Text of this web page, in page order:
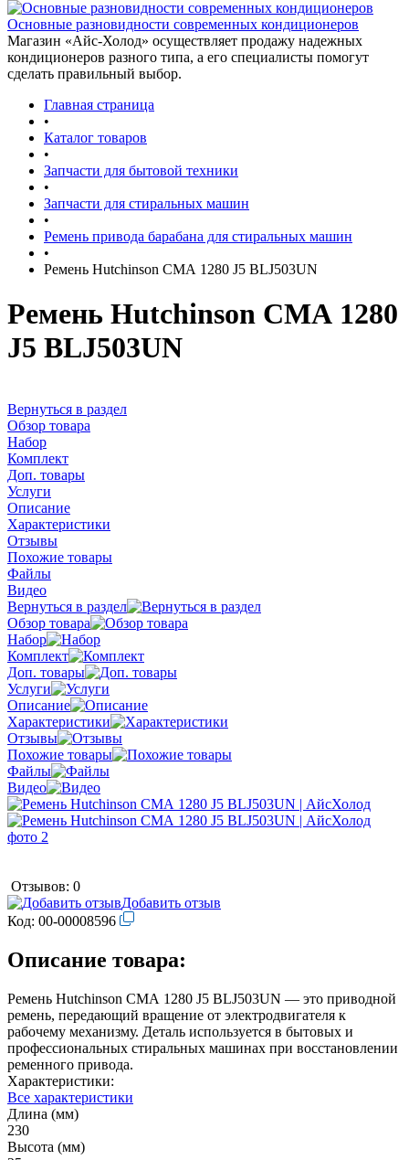
Основные разновидности современных кондиционеров
Магазин «Айс-Холод» осуществляет продажу надежных
кондиционеров разного типа, а его специалисты помогут
сделать правильный выбор.
Главная страница
•
Каталог товаров
•
Запчасти для бытовой техники
•
Запчасти для стиральных машин
•
Ремень привода барабана для стиральных машин
•
Ремень Hutchinson СМА 1280 J5 BLJ503UN
Ремень Hutchinson СМА 1280
J5 BLJ503UN
Вернуться в раздел
Обзор товара
Набор
Комплект
Доп. товары
Услуги
Описание
Характеристики
Отзывы
Похожие товары
Файлы
Видео
Вернуться в раздел
Обзор товара
Набор
Комплект
Доп. товары
Услуги
Описание
Характеристики
Отзывы
Похожие товары
Файлы
Видео
Отзывов: 0
Добавить отзыв
Код: 00-00008596
Описание товара:
Ремень Hutchinson СМА 1280 J5 BLJ503UN — это приводной
ремень, передающий вращение от электродвигателя к
рабочему механизму. Деталь используется в бытовых и
профессиональных стиральных машинах при восстановлении
ременного привода.
Характеристики:
Все характеристики
Длина (мм)
230
Высота (мм)